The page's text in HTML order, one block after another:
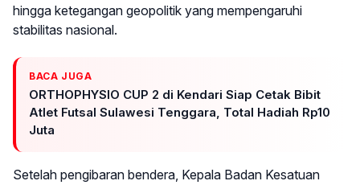
hingga ketegangan geopolitik yang mempengaruhi
stabilitas nasional.
BACA JUGA
ORTHOPHYSIO CUP 2 di Kendari Siap Cetak Bibit
Atlet Futsal Sulawesi Tenggara, Total Hadiah Rp10
Juta
Setelah pengibaran bendera, Kepala Badan Kesatuan